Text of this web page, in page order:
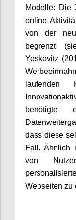
Modelle: Die
online
von der
begrenzt
Yoskovitz
benötigte
dass diese
Fall. Ähnlich
von
Webseiten zu